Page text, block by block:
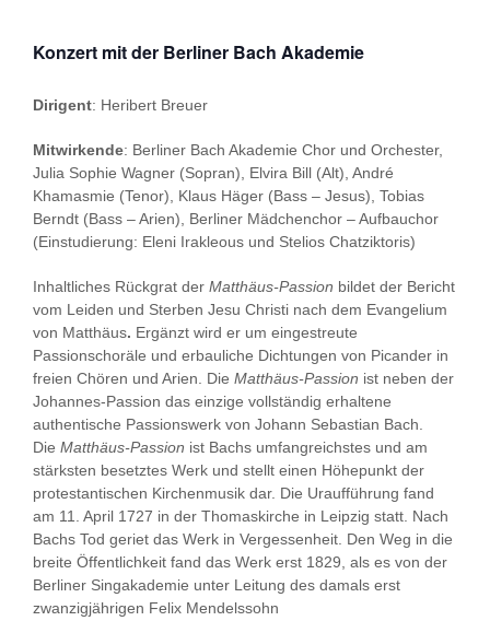
Konzert mit der Berliner Bach Akademie
Dirigent: Heribert Breuer
Mitwirkende: Berliner Bach Akademie Chor und Orchester,
Julia Sophie Wagner (Sopran), Elvira Bill (Alt), André
Khamasmie (Tenor), Klaus Häger (Bass – Jesus), Tobias
Berndt (Bass – Arien), Berliner Mädchenchor – Aufbauchor
(Einstudierung: Eleni Irakleous und Stelios Chatziktoris)
Inhaltliches Rückgrat der Matthäus-Passion bildet der Bericht
vom Leiden und Sterben Jesu Christi nach dem Evangelium
von Matthäus. Ergänzt wird er um eingestreute
Passionschoräle und erbauliche Dichtungen von Picander in
freien Chören und Arien. Die Matthäus-Passion ist neben der
Johannes-Passion das einzige vollständig erhaltene
authentische Passionswerk von Johann Sebastian Bach.
Die Matthäus-Passion ist Bachs umfangreichstes und am
stärksten besetztes Werk und stellt einen Höhepunkt der
protestantischen Kirchenmusik dar. Die Uraufführung fand
am 11. April 1727 in der Thomaskirche in Leipzig statt. Nach
Bachs Tod geriet das Werk in Vergessenheit. Den Weg in die
breite Öffentlichkeit fand das Werk erst 1829, als es von der
Berliner Singakademie unter Leitung des damals erst
zwanzigjährigen Felix Mendelssohn